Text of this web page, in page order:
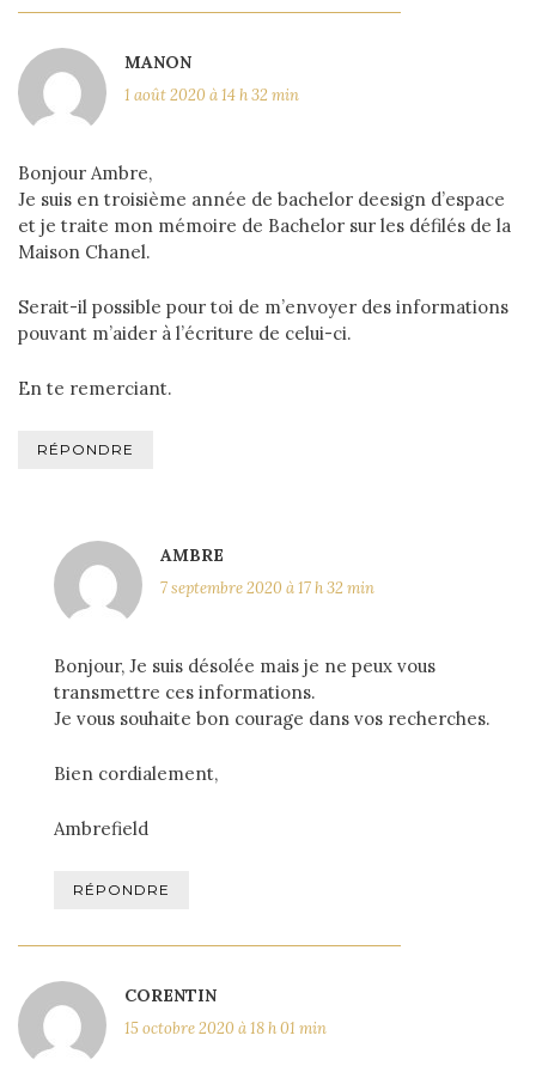
MANON
1 août 2020 à 14 h 32 min
Bonjour Ambre,
Je suis en troisième année de bachelor deesign d’espace
et je traite mon mémoire de Bachelor sur les défilés de la
Maison Chanel.
Serait-il possible pour toi de m’envoyer des informations
pouvant m’aider à l’écriture de celui-ci.
En te remerciant.
RÉPONDRE
AMBRE
7 septembre 2020 à 17 h 32 min
Bonjour, Je suis désolée mais je ne peux vous
transmettre ces informations.
Je vous souhaite bon courage dans vos recherches.
Bien cordialement,
Ambrefield
RÉPONDRE
CORENTIN
15 octobre 2020 à 18 h 01 min